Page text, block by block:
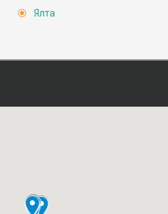
Ялта